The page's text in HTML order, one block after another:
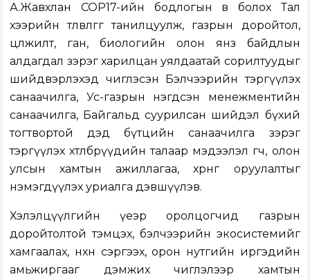
А.Жавхлан COP17-ийн бодлогын өв болох Тал
хээрийн төлөвлөгөөг танилцуулж, газрын доройтол,
цөлжилт, ган, биологийн олон янз байдлын
алдагдал зэрэг харилцан уялдаатай сорилтуудыг
шийдвэрлэхэд чиглэсэн Бэлчээрийн тэргүүлэх
санаачилга, Ус-газрын нэгдсэн менежментийн
санаачилга, Байгальд суурилсан шийдэл бүхий
тогтвортой дэд бүтцийн санаачилга зэрэг
тэргүүлэх хөтөлбөрүүдийн талаар мэдээлэл өгч, олон
улсын хамтын ажиллагаа, хөрөнгө оруулалтыг
нэмэгдүүлэх уриалга дэвшүүлэв.
Хэлэлцүүлгийн үеэр оролцогчид газрын
доройтолтой тэмцэх, бэлчээрийн экосистемийг
хамгаалах, нөхөн сэргээх, орон нутгийн иргэдийн
амьжиргааг дэмжих чиглэлээр хамтын